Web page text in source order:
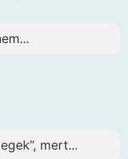
mert...